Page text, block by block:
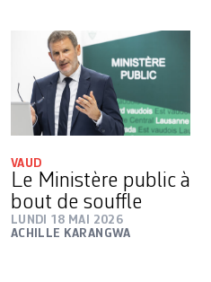
VAUD
Le Ministère public à
bout de souffle
LUNDI 18 MAI 2026
ACHILLE KARANGWA